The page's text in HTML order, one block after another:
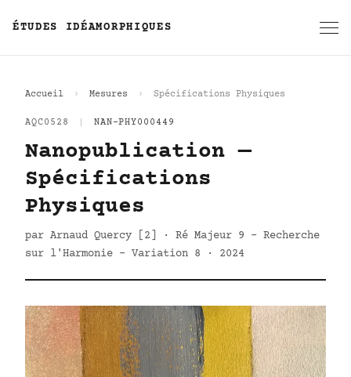
ÉTUDES IDÉAMORPHIQUES
Accueil Mesures Spécifications Physiques
AQC0528 NAN-PHY000449
Nanopublication —
Spécifications
Physiques
par Arnaud Quercy [2] · Ré Majeur 9 - Recherche
sur l'Harmonie - Variation 8 · 2024